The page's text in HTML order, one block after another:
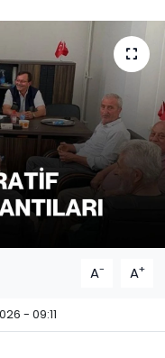
A- A+
- 09:11